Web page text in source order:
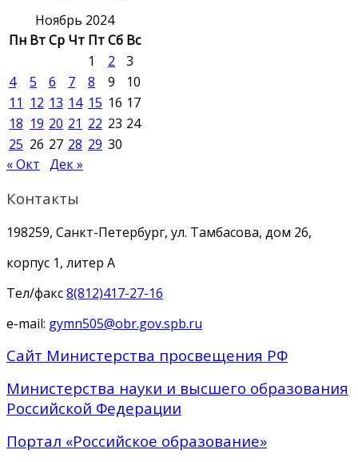
Ноябрь 2024
Пн ВтСр Чт ПтСб Вс
1
2
3
4
5 6 7 8 9
10
11 12 13 14 15 16 17
18 19 20 21 22 23 24
25 26 27 28 29 30
« Окт Дек »
Контакты
198259, Санкт-Петербург, ул. Тамбасова, дом 26,
корпус 1, литер А
Тел/факс8(812)417-27-16
e-mail: gymn505@obr.gov.spb.ru
Сайт Министерства просвещения РФ
Министерства науки и высшего образования
Российской Федерации
Портал «Российское образование»